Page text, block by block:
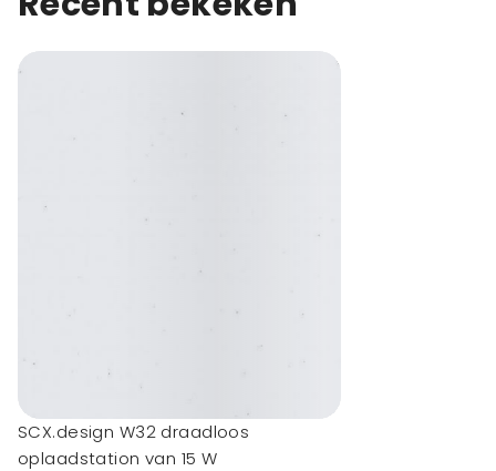
SCX.design W32 draadloos
oplaadstation van 15 W